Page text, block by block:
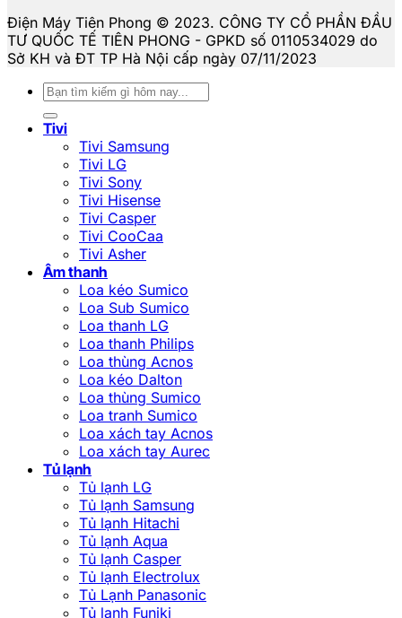
Điện Máy Tiên Phong © 2023. CÔNG TY CỔ PHẦN ĐẦU
TƯ QUỐC TẾ TIÊN PHONG - GPKD số 0110534029 do
Sở KH và ĐT TP Hà Nội cấp ngày 07/11/2023
Tìm
kiếm:
Tivi
Tivi Samsung
Tivi LG
Tivi Sony
Tivi Hisense
Tivi Casper
Tivi CooCaa
Tivi Asher
Âm thanh
Loa kéo Sumico
Loa Sub Sumico
Loa thanh LG
Loa thanh Philips
Loa thùng Acnos
Loa kéo Dalton
Loa thùng Sumico
Loa tranh Sumico
Loa xách tay Acnos
Loa xách tay Aurec
Tủ lạnh
Tủ lạnh LG
Tủ lạnh Samsung
Tủ lạnh Hitachi
Tủ lạnh Aqua
Tủ lạnh Casper
Tủ lạnh Electrolux
Tủ Lạnh Panasonic
Tủ lạnh Funiki